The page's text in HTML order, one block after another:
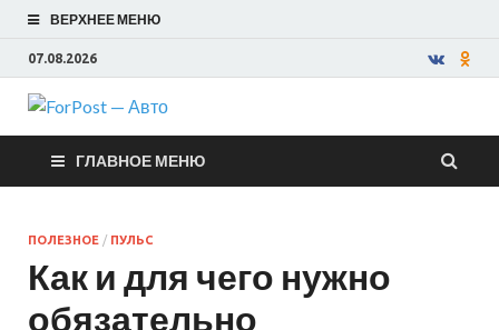
ВЕРХНЕЕ МЕНЮ
07.08.2026
ForPost —
Авто
ГЛАВНОЕ МЕНЮ
ПОЛЕЗНОЕ / ПУЛЬС
Как и для чего нужно
обязательно